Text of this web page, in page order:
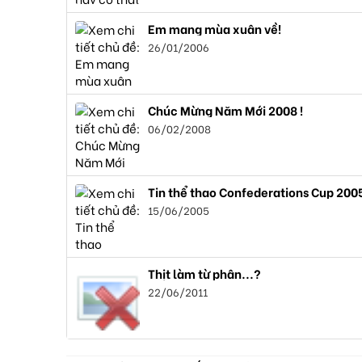
Em mang mùa xuân về!
26/01/2006
Chúc Mừng Năm Mới 2008 !
06/02/2008
Tin thể thao Confederations Cup
15/06/2005
Thịt làm từ phân...?
22/06/2011